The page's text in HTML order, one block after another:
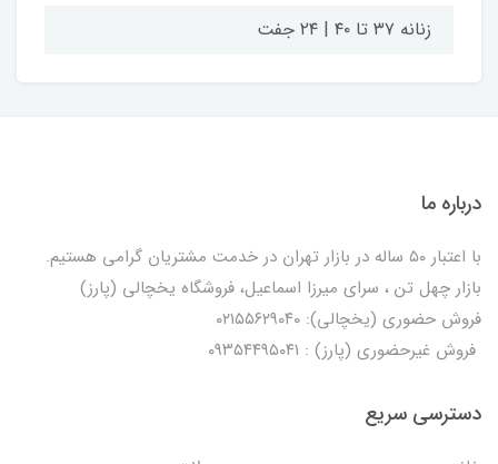
زنانه ۳۷ تا ۴۰ | ۲۴ جفت
درباره ما
با اعتبار ۵۰ ساله در بازار تهران در خدمت مشتریان گرامی هستیم.
بازار چهل تن ، سرای میرزا اسماعیل، فروشگاه یخچالی‌ (پارز)
فروش حضوری (یخچالی): ۰۲۱۵۵۶۲۹۰۴۰
فروش غیرحضوری (پارز) : ۰۹۳۵۴۴۹۵۰۴۱
دسترسی سریع